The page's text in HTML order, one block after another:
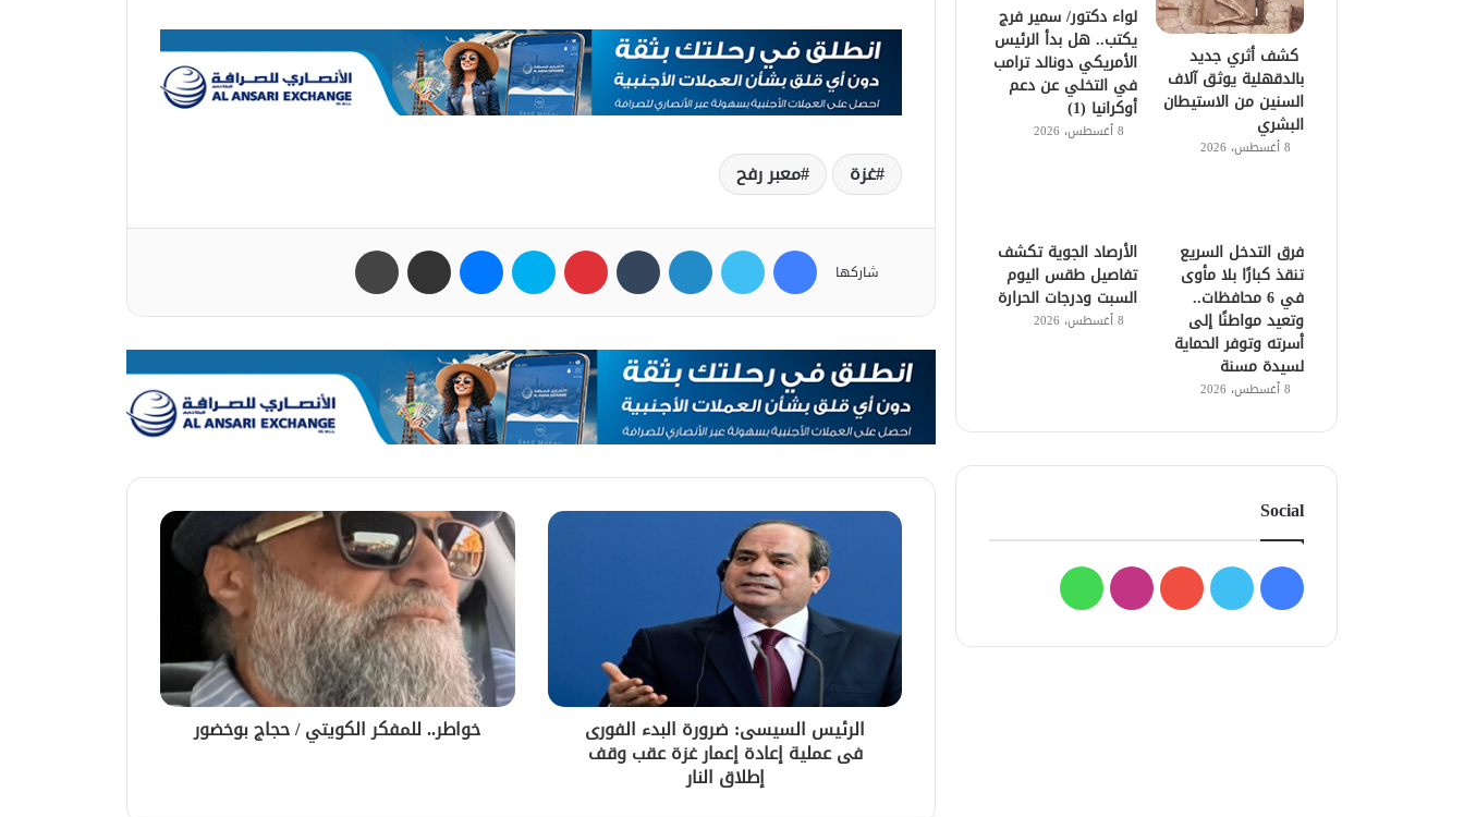
غزة معبر رفح
شاركها
فيسبوك تويتر لينكدإن بينتيريست سكايب ماسنجر مشاركة عبر البريد
الرئيس السيسى: ضرورة البدء الفورى
فى عملية إعادة إعمار غزة عقب وقف
إطلاق النار
خواطر.. للمفكر الكويتي / حجاج بوخضور
كشف أثري جديد
بالدقهلية يوثق آلاف
السنين من الاستيطان
البشري
8 أغسطس، 2026
لواء دكتور/ سمير فرج
يكتب.. هل بدأ الرئيس
الأمريكي دونالد ترامب
في التخلي عن دعم
أوكرانيا (1)
8 أغسطس، 2026
فرق التدخل السريع
تنقذ كبارًا بلا مأوى
في 6 محافظات..
وتعيد مواطنًا إلى
أسرته وتوفر الحماية
لسيدة مسنة
8 أغسطس، 2026
الأرصاد الجوية تكشف
تفاصيل طقس اليوم
السبت ودرجات الحرارة
8 أغسطس، 2026
Social
فيسبوك
تويتر يوتيوبانستقرامواتساب